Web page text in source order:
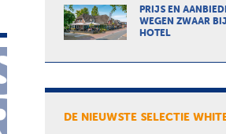
PRIJS EN
WEGEN ZWAAR
HOTEL
DE NIEUWSTE SELECTIE